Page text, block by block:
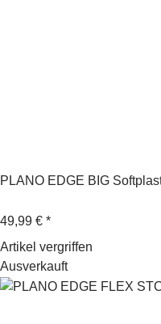
PLANO EDGE BIG
49,99 € *
Artikel vergriffen
Ausverkauft